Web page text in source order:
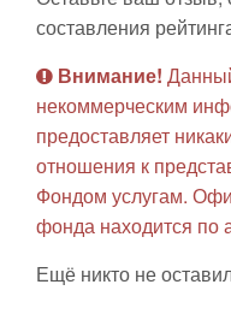
составления
Внимание!
некоммерческим
предоставляет
отношения к
Фондом услугам.
фонда находится по
Ещё никто не